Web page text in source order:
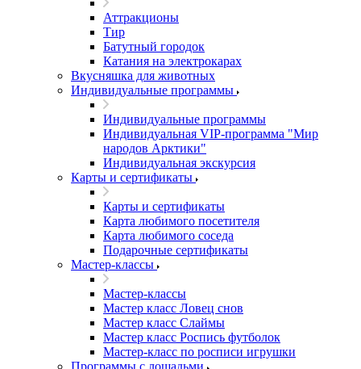
Аттракционы
Тир
Батутный городок
Катания на электрокарах
Вкусняшка для животных
Индивидуальные программы
Индивидуальные программы
Индивидуальная VIP-программа "Мир
народов Арктики"
Индивидуальная экскурсия
Карты и сертификаты
Карты и сертификаты
Карта любимого посетителя
Карта любимого соседа
Подарочные сертификаты
Мастер-классы
Мастер-классы
Мастер класс Ловец снов
Мастер класс Слаймы
Мастер класс Роспись футболок
Мастер-класс по росписи игрушки
Программы с лошадьми